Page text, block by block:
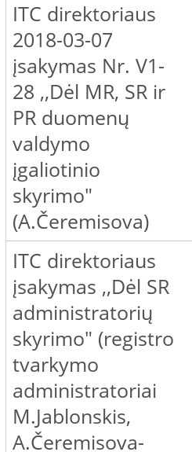
ITC direktoriaus
2018-03-07
įsakymas Nr. V1-
28 ,,Dėl MR, SR ir
PR duomenų
valdymo
įgaliotinio
skyrimo"
(A.Čeremisova)
ITC direktoriaus
įsakymas ,,Dėl SR
administratorių
skyrimo" (registro
tvarkymo
administratoriai
M.Jablonskis,
A.Čeremisova-